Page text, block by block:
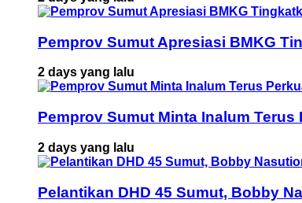
Pemprov Sumut Apresiasi BMKG
2 days yang lalu
Pemprov Sumut Minta Inalum
2 days yang lalu
Pelantikan DHD 45 Sumut, Bobby